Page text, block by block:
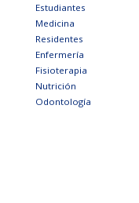
Estudiantes
Medicina
Residentes
Enfermería
Fisioterapia
Nutrición
Odontología